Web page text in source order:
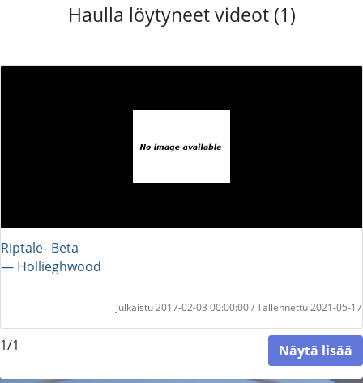
Haulla löytyneet videot (1)
Riptale--Beta
― Hollieghwood
Julkaistu 2017-02-03 00:00:00 / Tallennettu 2021-05-17
1/1 Näytä lisää